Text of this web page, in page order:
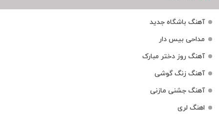
آهنگ باشگاه جدید
مداحی بیس دار
آهنگ روز دختر مبارک
آهنگ زنگ گوشی
آهنگ جشنی مازنی
اهنگ لری